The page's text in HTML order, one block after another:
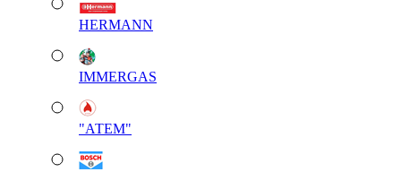
HERMANN
IMMERGAS
"АТЕМ"